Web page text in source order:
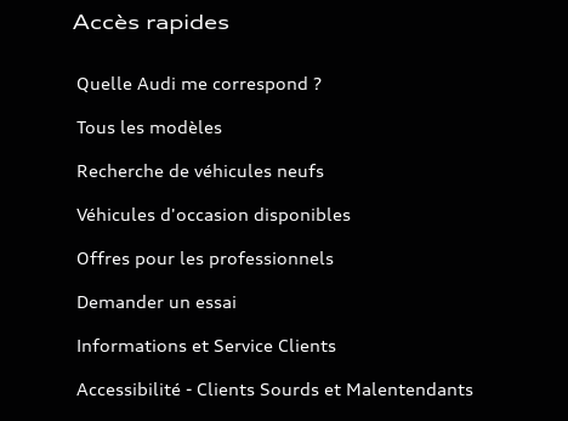
Accès rapides
Quelle Audi me correspond ?
Tous les modèles
Recherche de véhicules neufs
Véhicules d'occasion disponibles
Offres pour les professionnels
Demander un essai
Informations et Service Clients
Accessibilité - Clients Sourds et Malentendants